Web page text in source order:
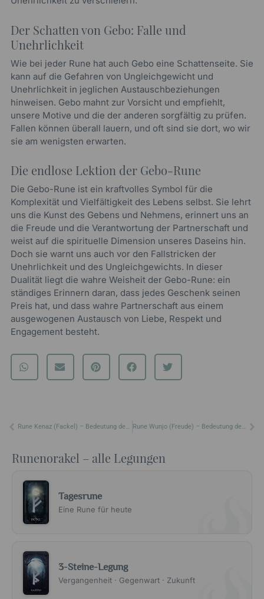
Der Schatten von Gebo: Falle und
Unehrlichkeit
Wie bei jeder Rune hat auch Gebo eine Schattenseite. Sie
kann auf die Gefahren von Ungleichgewicht und
Unehrlichkeit in jeglichen Austauschbeziehungen
hinweisen. Gebo mahnt zur Vorsicht und empfiehlt,
unsere Motive und die der anderen sorgfältig zu prüfen.
Fallen können überall lauern, und oft sind sie dort, wo wir
sie am wenigsten erwarten.
Die endlose Lektion der Gebo-Rune
Die Gebo-Rune ist ein kraftvolles Symbol für die
Komplexität und Vielfältigkeit des Lebens selbst. Sie lehrt
uns die Kunst des Gebens und Nehmens, erinnert uns an
die Freude und die Verantwortung der Partnerschaft und
weist auf die spirituelle Dimension unseres Daseins hin.
Doch sie warnt uns auch vor den Fallstricken der
Unehrlichkeit und des Ungleichgewichts. In dieser
Dualität liegt die wahre Weisheit der Gebo-Rune: ein
ständiges Erinnern daran, dass jedes Geschenk seinen
Preis hat, und dass wahre Partnerschaft aus einem
ausgewogenen Austausch von Liebe, Respekt und
Engagement besteht.
Zurück Rune Kenaz (Fackel) – Bedeutung der Orakelkarte Rune Wunjo (Freude) – Bedeutung der Orakelkarte
Runenorakel – alle Legungen
Tagesrune
Eine Rune für heute
3-Steine-Legung
Vergangenheit · Gegenwart · Zukunft